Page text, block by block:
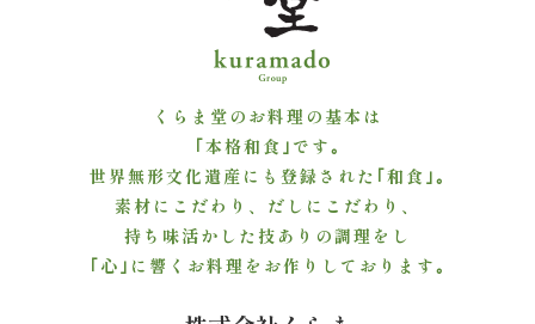
くらま堂のお料理の基本は
｢本格和食｣です｡
世界無形文化遺産にも登録された｢和食｣｡
素材にこだわり、だしにこだわり、
持ち味活かした技ありの調理をし
｢心｣に響くお料理をお作りしております｡